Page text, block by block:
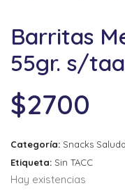
Barritas
55gr. s/
$2700
Categoría: Snacks
Etiqueta: Sin TACC
Hay existencias